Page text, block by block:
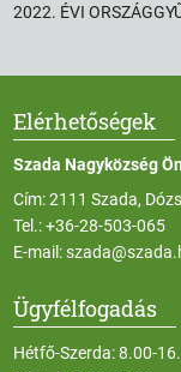
2022. ÉVI
Elérhetőségek
Szada Nagyközség
Cím: 2111 Szada,
Tel.:+36-28-503-065
E-mail:
Ügyfélfogadás
Hétfő-Szerda: 8.00-